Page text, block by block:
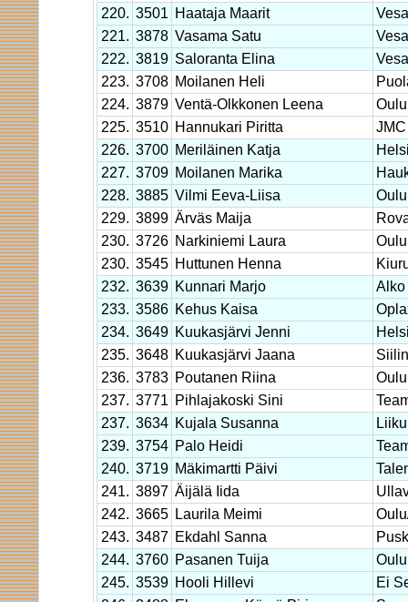
220. 3501 Haataja Maarit
221. 3878 Vasama Satu
222. 3819 Saloranta Elina
223. 3708 Moilanen Heli
224. 3879 Ventä-Olkkonen Leena
Oulu
225. 3510 Hannukari Piritta
226. 3700 Meriläinen Katja
227. 3709 Moilanen Marika
228. 3885 Vilmi Eeva-Liisa
Oulu
229. 3899 Ärväs Maija
230. 3726 Narkiniemi Laura
Oulu
230. 3545 Huttunen Henna
232. 3639 Kunnari Marjo
Alko
233. 3586 Kehus Kaisa
234. 3649 Kuukasjärvi Jenni
235. 3648 Kuukasjärvi Jaana
236. 3783 Poutanen Riina
Oulu
237. 3771 Pihlajakoski Sini
237. 3634 Kujala Susanna
239. 3754 Palo Heidi
240. 3719 Mäkimartti Päivi
241. 3897 Äijälä Iida
242. 3665 Laurila Meimi
243. 3487 Ekdahl Sanna
244. 3760 Pasanen Tuija
Oulu
245. 3539 Hooli Hillevi
Ei